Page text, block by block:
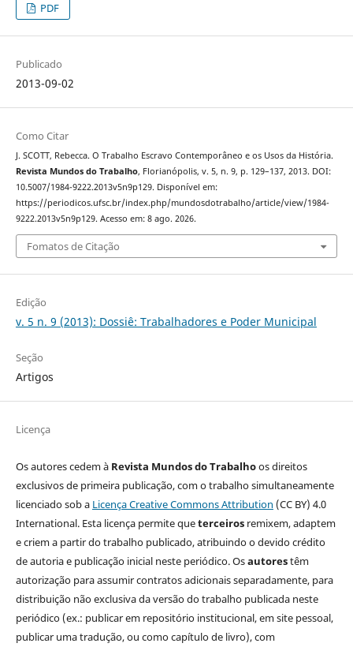
PDF
Publicado
2013-09-02
Como Citar
J. SCOTT, Rebecca. O Trabalho Escravo Contemporâneo e os Usos da História.
Revista Mundos do Trabalho, Florianópolis, v. 5, n. 9, p. 129–137, 2013. DOI:
10.5007/1984-9222.2013v5n9p129. Disponível em:
https://periodicos.ufsc.br/index.php/mundosdotrabalho/article/view/1984-
9222.2013v5n9p129. Acesso em: 8 ago. 2026.
Fomatos de Citação
Edição
v. 5 n. 9 (2013): Dossiê: Trabalhadores e Poder Municipal
Seção
Artigos
Licença
Os autores cedem à Revista Mundos do Trabalhoos direitos
exclusivos de primeira publicação, com o trabalho simultaneamente
licenciado sob a Licença Creative Commons Attribution (CC BY) 4.0
International. Esta licença permite queterceirosremixem, adaptem
e criem a partir do trabalho publicado, atribuindo o devido crédito
de autoria e publicação inicial neste periódico. Osautorestêm
autorização para assumir contratos adicionais separadamente, para
distribuição não exclusiva da versão do trabalho publicada neste
periódico (ex.: publicar em repositório institucional, em site pessoal,
publicar uma tradução, ou como capítulo de livro), com